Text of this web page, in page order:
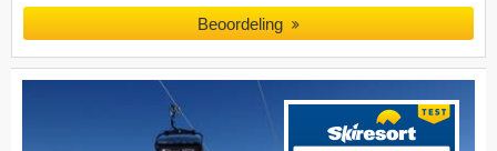
Beoordeling